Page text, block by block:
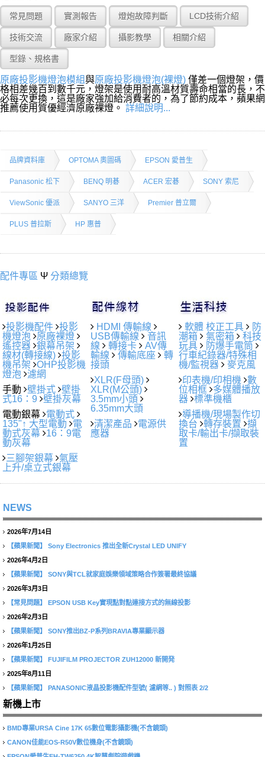
常見問題 實測報告 燈炮故障判斷 LCD技術介紹
技術交流 廠家介紹 攝影教學 相關介紹
型錄、規格書
原廠投影機燈泡模組與原廠投影機燈泡(裸燈) 僅差一個燈架，價
格相差幾百到數千元，燈架是使用耐高溫材質壽命相當的長，不
必每次更換，這是廠家強加給消費者的，為了節約成本，蘋果網
推薦使用質優經濟原廠裸燈。 詳細說明...
品牌資料庫 OPTOMA 奧圖碼 EPSON 愛普生
Panasonic 松下 BENQ 明碁 ACER 宏碁 SONY 索尼
ViewSonic 優派 SANYO 三洋 Premier 普立爾
PLUS 普拉斯 HP 惠普
配件專區 Ψ 分類總覽
投影機配件 投影
機燈泡
原廠裸燈
遙控器 銀幕吊架
線材(轉接線) 投影
機吊架
OHP投影機
燈泡
濾網
手動
壁掛式 壁掛
式16：9
壁掛灰幕
電動銀幕 電動式
135"↑ 大型電動
電
動式灰幕 16：9電
動灰幕
三腳架銀幕 氣壓
上升/桌立式銀幕
HDMI 傳輸線
USB傳輸線
音訊
線
轉接卡
AV傳
輸線
傳輸底座
轉
接頭
XLR(F母頭)
XLR(M公頭)
3.5mm小頭
6.35mm大頭
清潔產品
電源供
應器
軟體 校正工具
防
潮箱
氣密箱
科技
玩具
防爆手電筒
行車紀錄器/特殊相
機/監視器
麥克風
印表機/印相機
數
位相框
多媒體播放
器
標準機櫃
導播機/現場製作切
換台
轉存裝置
擷
取卡/輸出卡/擷取裝
置
NEWS
2026年7月14日
【蘋果新聞】
Sony Electronics 推出全新Crystal LED UNIFY
2026年4月2日
【蘋果新聞】
SONY與TCL就家庭娛樂領域策略合作簽署最終協議
2026年3月3日
【常見問題】
EPSON USB Key實現點對點連接方式的無線投影
2026年2月3日
【蘋果新聞】
SONY推出BZ-P系列BRAVIA專業顯示器
2026年1月25日
【蘋果新聞】
FUJIFILM PROJECTOR ZUH12000 新開発
2025年8月11日
【蘋果新聞】
PANASONIC液晶投影機配件型號( 濾網等.. ) 對照表 2/2
新機上市
BMD專業URSA Cine 17K 65數位電影攝影機(不含鏡頭)
CANON佳能EOS-R50V數位機身(不含鏡頭)